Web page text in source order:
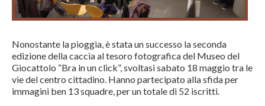
Nonostante la pioggia, è stata un successo la seconda
edizione della caccia al tesoro fotografica del Museo del
Giocattolo “Bra in un click”, svoltasi sabato 18 maggio tra le
vie del centro cittadino. Hanno partecipato alla sfida per
immagini ben 13 squadre, per un totale di 52 iscritti.